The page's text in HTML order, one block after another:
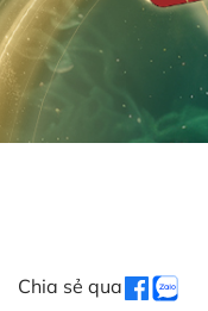
Chia sẻ qua